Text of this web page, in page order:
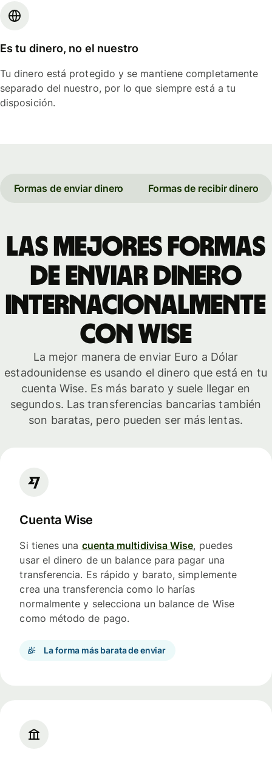
Es tu dinero, no el nuestro
Tu dinero está protegido y se mantiene completamente
separado del nuestro, por lo que siempre está a tu
disposición.
Formas de enviar dinero Formas de recibir dinero
Las mejores formas
de enviar dinero
internacionalmente
con Wise
La mejor manera de enviar Euro a Dólar
estadounidense es usando el dinero que está en tu
cuenta Wise. Es más barato y suele llegar en
segundos. Las transferencias bancarias también
son baratas, pero pueden ser más lentas.
Cuenta Wise
Si tienes una cuenta multidivisa Wise, puedes
usar el dinero de un balance para pagar una
transferencia. Es rápido y barato, simplemente
crea una transferencia como lo harías
normalmente y selecciona un balance de Wise
como método de pago.
La forma más barata de enviar